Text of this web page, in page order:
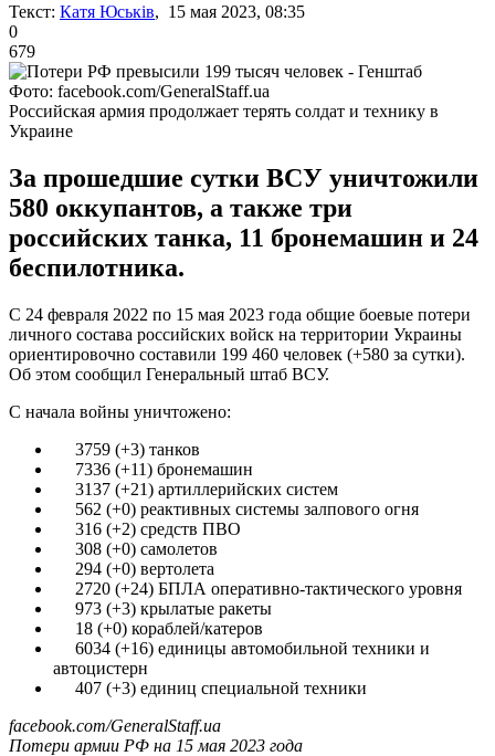
Текст: Катя Юськів, 15 мая 2023, 08:35
0
679
Фото: facebook.com/GeneralStaff.ua
Российская армия продолжает терять солдат и технику в
Украине
За прошедшие сутки ВСУ уничтожили
580 оккупантов, а также три
российских танка, 11 бронемашин и 24
беспилотника.
С 24 февраля 2022 по 15 мая 2023 года общие боевые потери
личного состава российских войск на территории Украины
ориентировочно составили 199 460 человек (+580 за сутки).
Об этом сообщил Генеральный штаб ВСУ.
С начала войны уничтожено:
3759 (+3) танков
7336 (+11) бронемашин
3137 (+21) артиллерийских систем
562 (+0) реактивных системы залпового огня
316 (+2) средств ПВО
308 (+0) самолетов
294 (+0) вертолета
2720 (+24) БПЛА оперативно-тактического уровня
973 (+3) крылатые ракеты
18 (+0) кораблей/катеров
6034 (+16) единицы автомобильной техники и
автоцистерн
407 (+3) единиц специальной техники
facebook.com/GeneralStaff.ua
Потери армии РФ на 15 мая 2023 года